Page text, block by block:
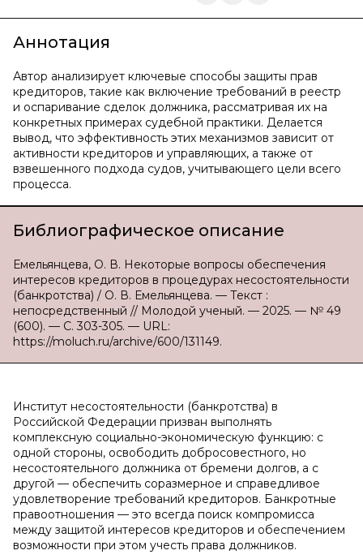
Аннотация
Автор анализирует ключевые способы защиты прав
кредиторов, такие как включение требований в реестр
и оспаривание сделок должника, рассматривая их на
конкретных примерах судебной практики. Делается
вывод, что эффективность этих механизмов зависит от
активности кредиторов и управляющих, а также от
взвешенного подхода судов, учитывающего цели всего
процесса.
Библиографическое описание
Емельянцева, О. В. Некоторые вопросы обеспечения
интересов кредиторов в процедурах несостоятельности
(банкротства) / О. В. Емельянцева. — Текст :
непосредственный // Молодой ученый. — 2025. — № 49
(600). — С. 303-305. — URL:
https://moluch.ru/archive/600/131149.
Институт несостоятельности (банкротства) в
Российской Федерации призван выполнять
комплексную социально-экономическую функцию: с
одной стороны, освободить добросовестного, но
несостоятельного должника от бремени долгов, а с
другой — обеспечить соразмерное и справедливое
удовлетворение требований кредиторов. Банкротные
правоотношения — это всегда поиск компромисса
между защитой интересов кредиторов и обеспечением
возможности при этом учесть права должников.